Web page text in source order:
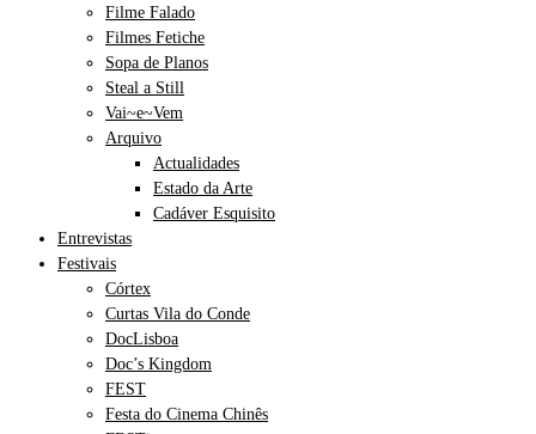
Filme Falado
Filmes Fetiche
Sopa de Planos
Steal a Still
Vai~e~Vem
Arquivo
Actualidades
Estado da Arte
Cadáver Esquisito
Entrevistas
Festivais
Córtex
Curtas Vila do Conde
DocLisboa
Doc’s Kingdom
FEST
Festa do Cinema Chinês